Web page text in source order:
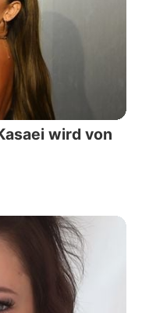
wird von